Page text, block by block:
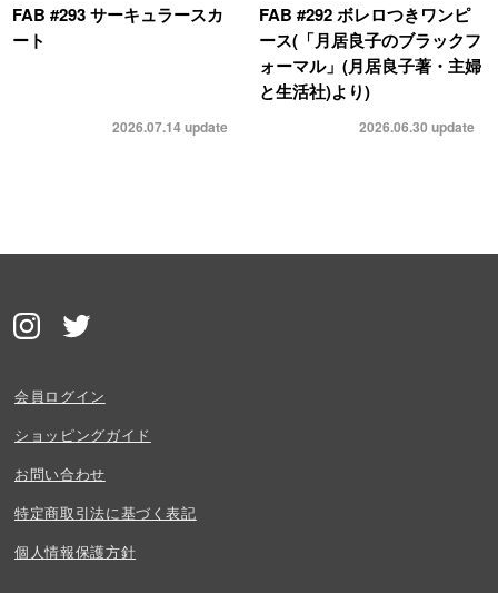
FAB #293 サーキュラースカ
ート
2026.07.14update
FAB #292 ボレロつきワンピ
ース(「月居良子のブラックフ
ォーマル」(月居良子著・主婦
と生活社)より)
2026.06.30 update
会員ログイン
ショッピングガイド
お問い合わせ
特定商取引法に基づく表記
個人情報保護方針